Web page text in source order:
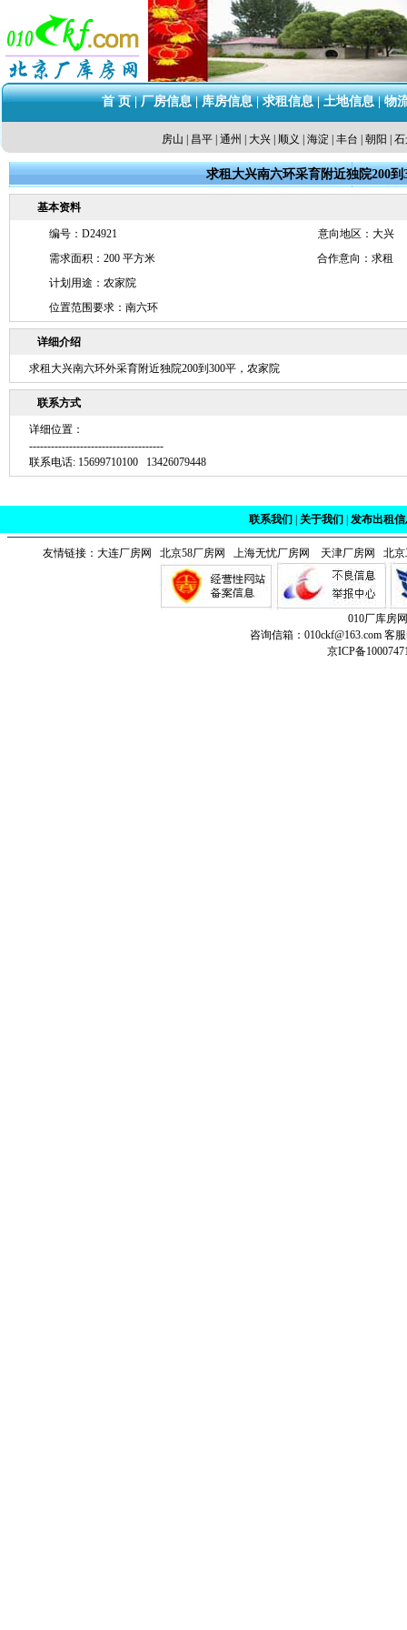
首 页|厂房信息|库房信息|求租信息|土地信息|物
房山 昌平 通州 大兴 顺义 海淀 丰台 朝阳
求租大兴南六环采育附近独院200到
基本资料
编号：D24921
意向地区：大兴
需求面积：200 平方米
合作意向：求租
计划用途：农家院
位置范围要求：南六环
详细介绍
求租大兴南六环外采育附近独院200到300平，农家院
联系方式
详细位置：
-------------------------------------
联系电话: 15699710100 13426079448
联系我们 关于我们 发布出租
友情链接： 大连厂房网 北京58厂房网 上海无忧厂房网 天津厂房网 北
010厂库房
咨询信箱：010ckf@163.com 客
京ICP备